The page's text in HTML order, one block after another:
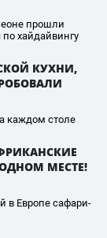
прошли
хайдайвингу
КУХНИ,
каждом столе
МЕСТЕ!
в Европе сафари-